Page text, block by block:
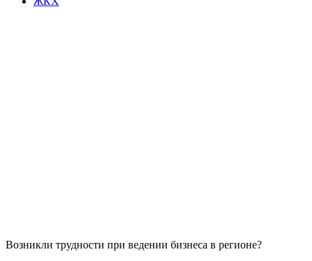
Возникли трудности при ведении бизнеса в регионе?